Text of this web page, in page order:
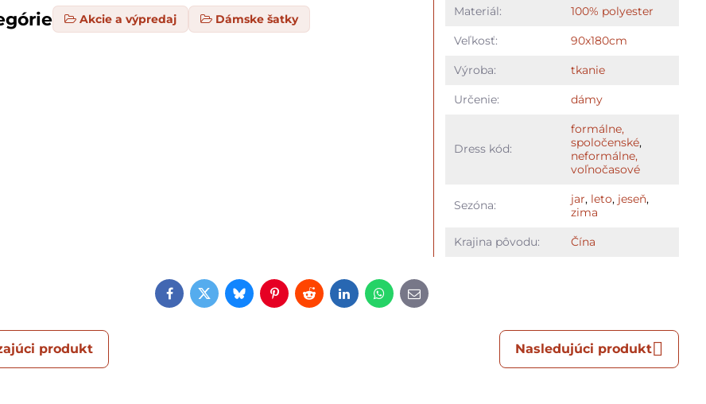
Akcie a výpredaj Dámske šatky
Materiál: 100% polyester
Veľkosť: 90x180cm
Výroba: tkanie
Určenie: dámy
Dress kód:
formálne,
spoločenské,
neformálne,
voľnočasové
Sezóna: jar, leto, jeseň,
zima
Krajina pôvodu: Čína
Facebook
TwitterBlueskyPinterest
RedditLinkedInWhatsApp
E-
mail
produkt Nasledujúci produkt